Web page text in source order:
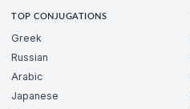
TOP CONJUGATIONS
Greek
Russian
Arabic
Japanese